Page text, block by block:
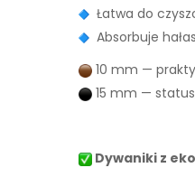
Łatwa do
Absorbuje
10 mm —
15 mm —
Dywaniki z